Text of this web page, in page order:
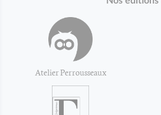
Atelier Perrousseaux